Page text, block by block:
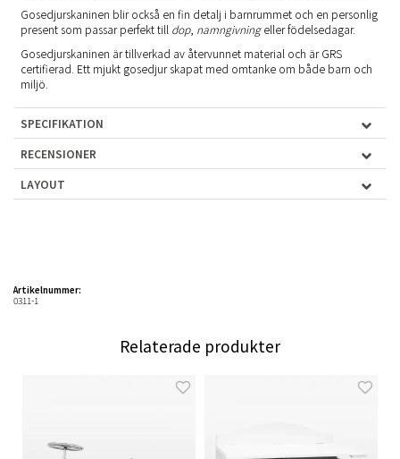
Gosedjurskaninen blir också en fin detalj i barnrummet och en personlig
present som passar perfekt till dop, namngivningeller födelsedagar.
Gosedjurskaninen är tillverkad av återvunnet material och är GRS
certifierad. Ett mjukt gosedjur skapat med omtanke om både barn och
miljö.
SPECIFIKATION
RECENSIONER
LAYOUT
Artikelnummer:
0311-1
Relaterade produkter